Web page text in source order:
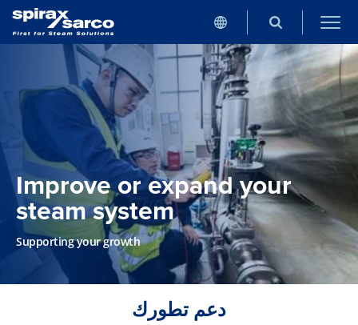
Improve or expand your
steam system
Supporting your growth
دعم تطورك